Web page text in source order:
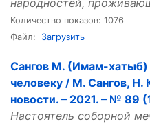
Количество показов: 1076
Файл: Загрузить
Сангов М. (Имам-хатыб)
человеку / М. Сангов, Н.
новости. – 2021. – № 89
Настоятель соборной